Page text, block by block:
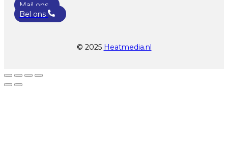
Mail ons
Bel ons
© 2025 Heatmedia.nl